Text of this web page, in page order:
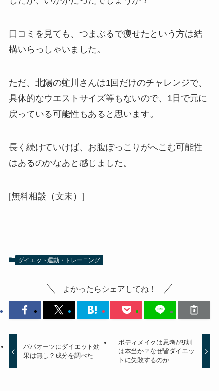
口コミを見ても、つまぷるで痩せたという方は結
構いらっしゃいました。
ただ、北陽の虻川さんは1回だけのチャレンジで、
具体的なウエストサイズ等もないので、1日で元に
戻っている可能性もあると思います。
長く続けていけば、お腹ぽっこりがへこむ可能性
はあるのかなあと感じました。
[無料相談（文末）]
ダイエット運動・トレーニング
よかったらシェアしてね！
パパオーツにダイエット効
果は無し？成分を調べた
ボディメイクは思考が9割
は本当か？なぜ皆ダイエッ
トに失敗するのか